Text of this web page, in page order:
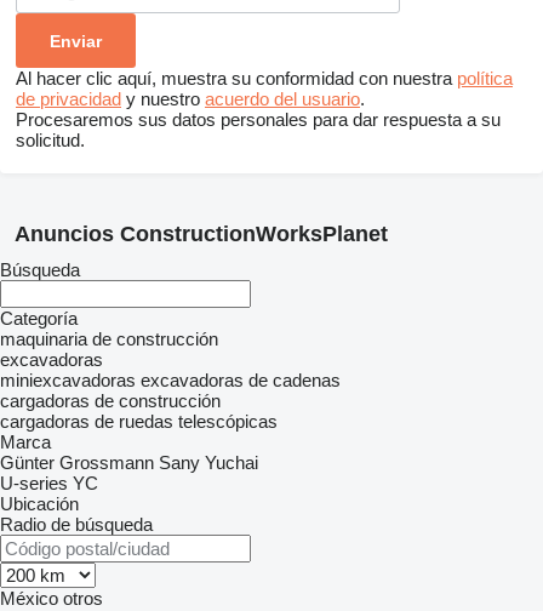
Al hacer clic aquí, muestra su conformidad con nuestra política
de privacidad y nuestro acuerdo del usuario.
Procesaremos sus datos personales para dar respuesta a su
solicitud.
Anuncios ConstructionWorksPlanet
Búsqueda
Categoría
maquinaria de construcción
excavadoras
miniexcavadoras excavadoras de cadenas
cargadoras de construcción
cargadoras de ruedas telescópicas
Marca
Günter Grossmann Sany Yuchai
U-series YC
Ubicación
Radio de búsqueda
México otros